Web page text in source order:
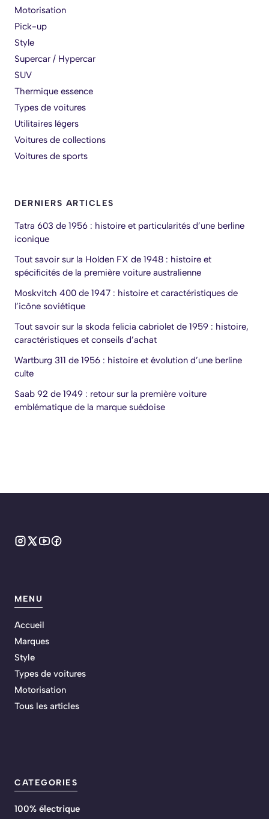
Motorisation
Pick-up
Style
Supercar / Hypercar
SUV
Thermique essence
Types de voitures
Utilitaires légers
Voitures de collections
Voitures de sports
DERNIERS ARTICLES
Tatra 603 de 1956 : histoire et particularités d’une berline
iconique
Tout savoir sur la Holden FX de 1948 : histoire et
spécificités de la première voiture australienne
Moskvitch 400 de 1947 : histoire et caractéristiques de
l’icône soviétique
Tout savoir sur la skoda felicia cabriolet de 1959 : histoire,
caractéristiques et conseils d’achat
Wartburg 311 de 1956 : histoire et évolution d’une berline
culte
Saab 92 de 1949 : retour sur la première voiture
emblématique de la marque suédoise
MENU
Accueil
Marques
Style
Types de voitures
Motorisation
Tous les articles
CATEGORIES
100% électrique